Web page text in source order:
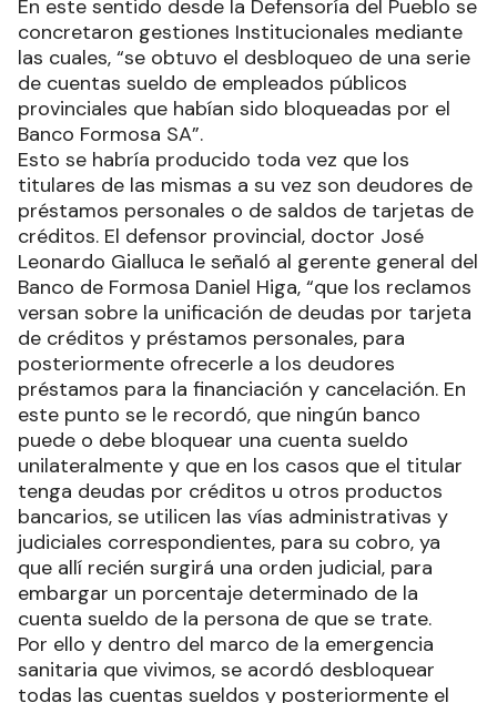
En este sentido desde la Defensoría del Pueblo se
concretaron gestiones Institucionales mediante
las cuales, “se obtuvo el desbloqueo de una serie
de cuentas sueldo de empleados públicos
provinciales que habían sido bloqueadas por el
Banco Formosa SA”.
Esto se habría producido toda vez que los
titulares de las mismas a su vez son deudores de
préstamos personales o de saldos de tarjetas de
créditos. El defensor provincial, doctor José
Leonardo Gialluca le señaló al gerente general del
Banco de Formosa Daniel Higa, “que los reclamos
versan sobre la unificación de deudas por tarjeta
de créditos y préstamos personales, para
posteriormente ofrecerle a los deudores
préstamos para la financiación y cancelación. En
este punto se le recordó, que ningún banco
puede o debe bloquear una cuenta sueldo
unilateralmente y que en los casos que el titular
tenga deudas por créditos u otros productos
bancarios, se utilicen las vías administrativas y
judiciales correspondientes, para su cobro, ya
que allí recién surgirá una orden judicial, para
embargar un porcentaje determinado de la
cuenta sueldo de la persona de que se trate.
Por ello y dentro del marco de la emergencia
sanitaria que vivimos, se acordó desbloquear
todas las cuentas sueldos y posteriormente el